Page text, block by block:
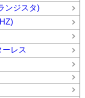
ンジスタ)
レス